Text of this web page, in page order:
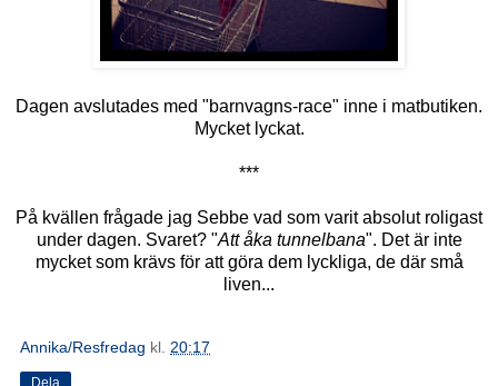
Dagen avslutades med "barnvagns-race" inne i matbutiken.
Mycket lyckat.
***
På kvällen frågade jag Sebbe vad som varit absolut roligast
under dagen. Svaret? "Att åka tunnelbana". Det är inte
mycket som krävs för att göra dem lyckliga, de där små
liven...
Annika/Resfredag kl. 20:17
Dela